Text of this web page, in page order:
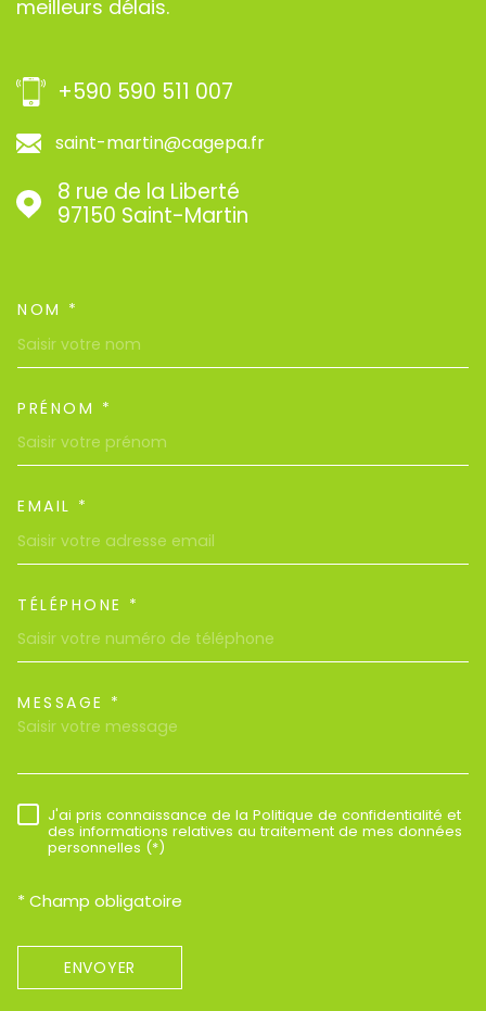
meilleurs délais.
+590 590 511 007
saint-martin@cagepa.fr
8 rue de la Liberté
97150
Saint-Martin
NOM *
PRÉNOM *
EMAIL *
TÉLÉPHONE *
MESSAGE *
RÈGLEMENTATION
J'ai pris connaissance de la Politique de confidentialité et
des informations relatives au traitement de mes données
personnelles (*)
* Champ obligatoire
ENVOYER